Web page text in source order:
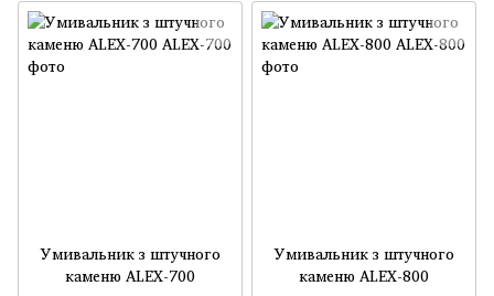
Умивальник з штучного
каменю ALEX-700
Умивальник з штучного
каменю ALEX-800